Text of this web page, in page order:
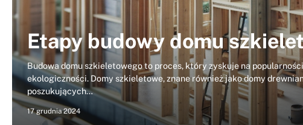
Etapy budowy domu
Budowa domu szkieletowego to proces, który zyskuje na
ekologiczności. Domy szkieletowe, znane również jako domy
poszukujących…
17 grudnia 2024